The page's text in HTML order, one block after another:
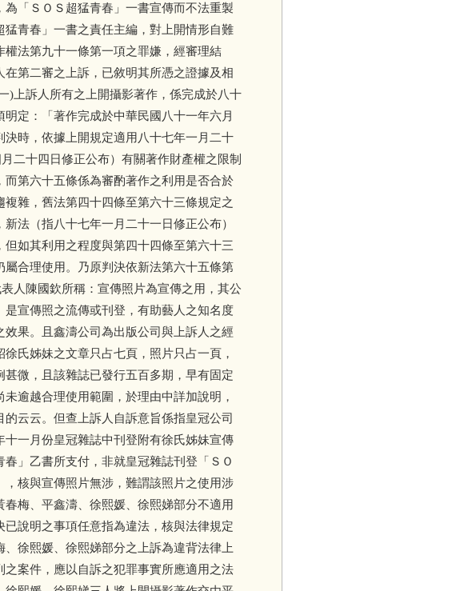
「ＳＯＳ超猛青春」一書宣傳而不法重製
青春」一書之責任主編，對上開情形自難
法第九十一條第一項之罪嫌，經審理結
第二審之上訴，已敘明其所憑之證據及相
)上訴人所有之上開攝影著作，係完成於八十
定：「著作完成於中華民國八十一年六月
時，依據上開規定適用八十七年一月二十
二十四日修正公布）有關著作財產權之限制
而第六十五條係為審酌著作之利用是否合於
雜，舊法第四十四條至第六十三條規定之
法（指八十七年一月二十一日修正公布）
如其利用之程度與第四十四條至第六十三
合理使用。乃原判決依新法第六十五條第
人陳國欽所稱：宣傳照片為宣傳之用，其公
宣傳照之流傳或刊登，有助藝人之知名度
果。且鑫濤公司為出版公司與上訴人之經
氏姊妹之文章只占七頁，照片只占一頁，
微，且該雜誌已發行五百多期，早有固定
逾越合理使用範圍，於理由中詳加說明，
云云。但查上訴人自訴意旨係指皇冠公司
一月份皇冠雜誌中刊登附有徐氏姊妹宣傳
」乙書所支付，非就皇冠雜誌刊登「ＳＯ
核與宣傳照片無涉，難謂該照片之使用涉
梅、平鑫濤、徐熙媛、徐熙娣部分不適用
說明之事項任意指為違法，核與法律規定
徐熙媛、徐熙娣部分之上訴為違背法律上
案件，應以自訴之犯罪事實所應適用之法